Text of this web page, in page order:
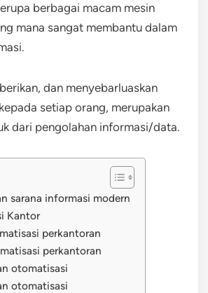
berbagai macam mesin
mana sangat membantu dalam
dan menyebarluaskan
setiap orang, merupakan
dari pengolahan informasi/data.
sarana informasi modern
Kantor
perkantoran
perkantoran
otomatisasi
otomatisasi